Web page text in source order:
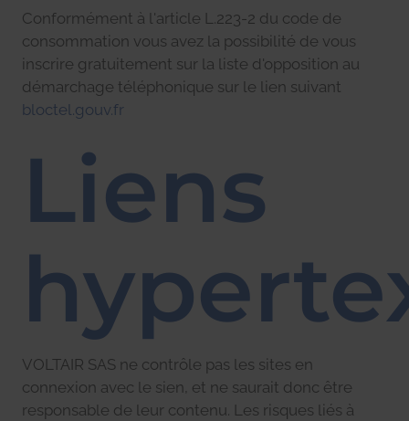
Conformément à l'article L.223-2 du code de
consommation vous avez la possibilité de vous
inscrire gratuitement sur la liste d'opposition au
démarchage téléphonique sur le lien suivant
bloctel.gouv.fr
Liens
VOLTAIR SAS ne contrôle pas les sites en
connexion avec le sien, et ne saurait donc être
responsable de leur contenu. Les risques liés à